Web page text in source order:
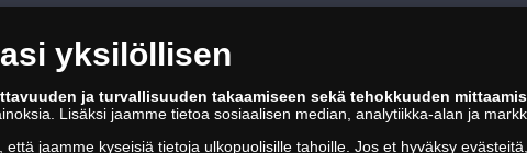
yksilöllisen
ja turvallisuuden takaamiseen sekä tehokkuuden
Lisäksi jaamme tietoa sosiaalisen median, analytiikka-alan ja
jaamme kyseisiä tietoja ulkopuolisille tahoille. Jos et hyväksy